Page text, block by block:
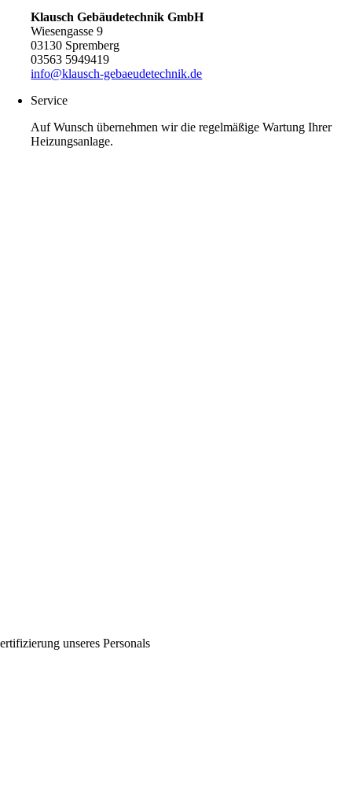
Klausch Gebäudetechnik GmbH
Wiesengasse 9
03130 Spremberg
03563 5949419
info@klausch-gebaeudetechnik.de
Service
Auf Wunsch übernehmen wir die regelmäßige Wartung Ihrer
Heizungsanlage.
unseres Personals